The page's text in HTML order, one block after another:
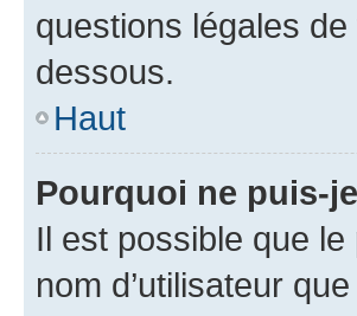
questions légales
dessous.
Haut
Pourquoi ne puis-
Il est possible que
nom d’utilisateur